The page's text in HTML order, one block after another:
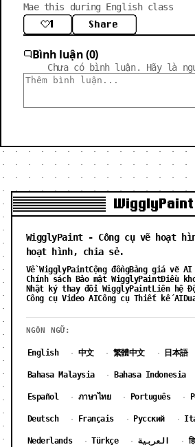
Mae this during English class
1 Share
Bình luận (0)
Chưa có bình luận. Hãy là
WigglyPaint
WigglyPaint - Công cụ vẽ hoạt
hoạt hình, chia sẻ.
Về WigglyPaintCộng đồngBảng giá vẽ AI
Chính sách Bảo mật WigglyPaintĐiều
Nhật ký thay đổi WigglyPaint Liên hệ
Công cụ Video AICông cụ Thiết kế AI
NGÔN NGỮ:
English · 中文 · 繁體中文 · 日本語
Bahasa Malaysia · Bahasa Indonesia
Español · ภาษาไทย · Português ·
Deutsch · Français · Русский ·
Nederlands · Türkçe · العربية ·